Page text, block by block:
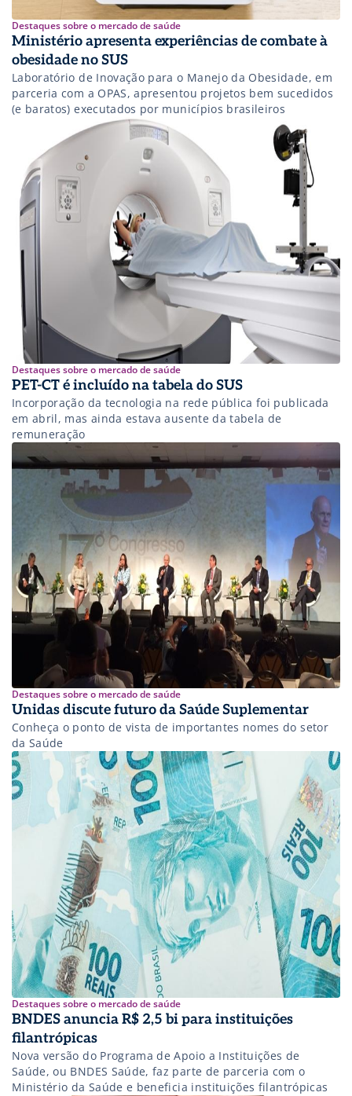
Destaques sobre o mercado de saúde
Ministério apresenta experiências de combate à
obesidade no SUS
Laboratório de Inovação para o Manejo da Obesidade, em
parceria com a OPAS, apresentou projetos bem sucedidos
(e baratos) executados por municípios brasileiros
Destaques sobre o mercado de saúde
PET-CT é incluído na tabela do SUS
Incorporação da tecnologia na rede pública foi publicada
em abril, mas ainda estava ausente da tabela de
remuneração
Destaques sobre o mercado de saúde
Unidas discute futuro da Saúde Suplementar
Conheça o ponto de vista de importantes nomes do setor
da Saúde
Destaques sobre o mercado de saúde
BNDES anuncia R$ 2,5 bi para instituições
filantrópicas
Nova versão do Programa de Apoio a Instituições de
Saúde, ou BNDES Saúde, faz parte de parceria com o
Ministério da Saúde e beneficia instituições filantrópicas